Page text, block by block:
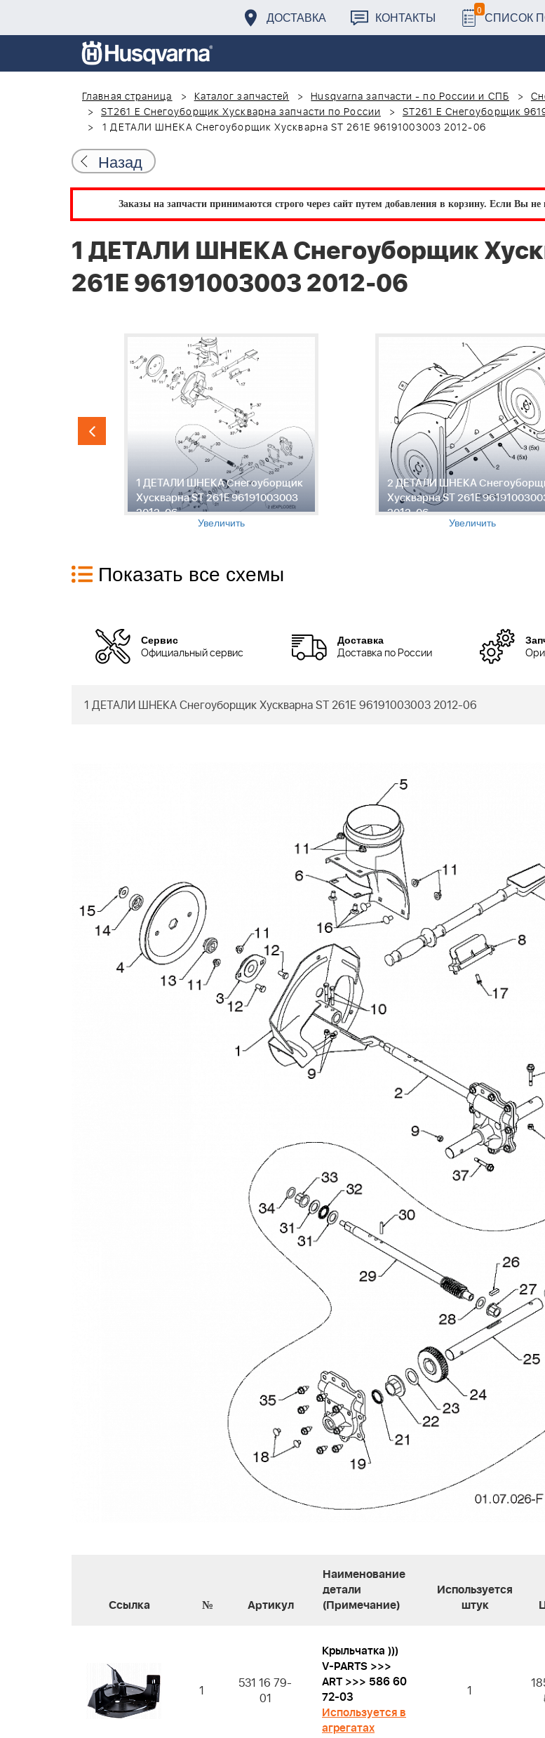
ДОСТАВКА КОНТАКТЫ 0 СПИСОК
Главная страница
Каталог запчастей Husqvarna запчасти - по России и СПБ
ST261 E Снегоуборщик Хускварна запчасти по России
ST261 E Снегоуборщик
1 ДЕТАЛИ ШНЕКА Снегоуборщик Хускварна ST 261E 96191003003 2012-06
Назад
Заказы на запчасти принимаются строго через сайт путем добавления в корзину. Если Вы не
1 ДЕТАЛИ ШНЕКА Снегоуборщик
261E 96191003003 2012-06
1 ДЕТАЛИ ШНЕКА Снегоуборщик
Хускварна ST 261E 96191003003
2012-06
Увеличить
2 ДЕТАЛИ ШНЕКА
Хускварна ST 261E
2012-06
Увеличить
Показать все схемы
Сервис
Официальный сервис
Доставка
Доставка по России
1 ДЕТАЛИ ШНЕКА Снегоуборщик Хускварна ST 261E 96191003003 2012-06
Ссылка № Артикул
Наименование
детали
(Примечание)
Используется
штук
1
531 16 79-
01
Крыльчатка )))
V-PARTS >>>
ART >>> 586 60
72-03
Используется в
агрегатах
1